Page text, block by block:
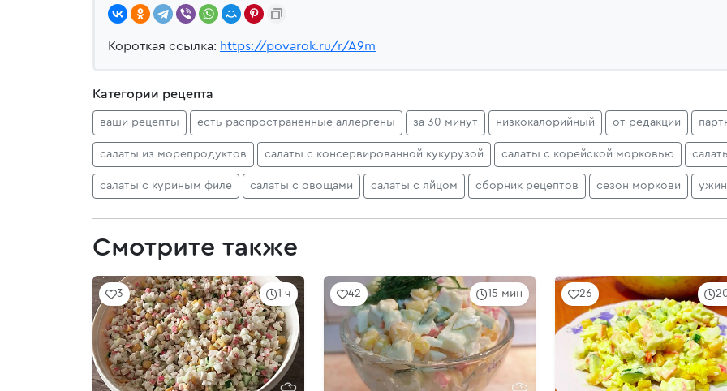
Короткая ссылка: https://povarok.ru/r/A9m
Категории рецепта
ваши рецепты есть распространенные аллергены за 30 минут низкокалорийный от редакции
салаты из морепродуктов салаты с консервированной кукурузой салаты с корейской морковью
салаты с куриным филе салаты с овощами салаты с яйцом сборник рецептов сезон моркови ужин
Смотрите также
1 ч
3 15 мин
42 26